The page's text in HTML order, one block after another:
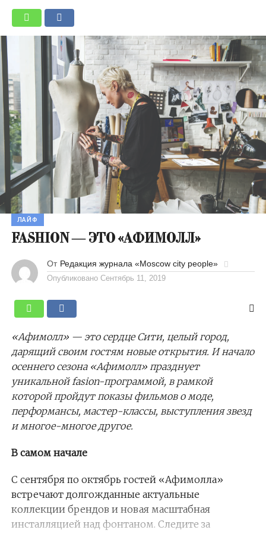
ЛАЙФ
FASHION — ЭТО «АФИМОЛЛ»
От Редакция журнала «Moscow city people»
Опубликовано Сентябрь 11, 2019
«Афимолл» — это сердце Сити, целый город,
дарящий своим гостям новые открытия. И начало
осеннего сезона «Афимолл» празднует
уникальнойfasion-программой, в рамкой
которойпройдут показы фильмов о моде,
перформансы, мастер-классы, выступления звезд
и многое-многое другое.
В самом начале
С сентября по октябрь гостей «Афимолла»
встречают долгожданные актуальные
коллекции брендов и новая масштабная
инсталляцией над фонтаном. Следите за